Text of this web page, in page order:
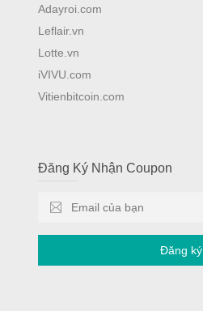
Adayroi.com
Leflair.vn
Lotte.vn
iVIVU.com
Vitienbitcoin.com
Đăng Ký Nhận Coupon
Đăng ký